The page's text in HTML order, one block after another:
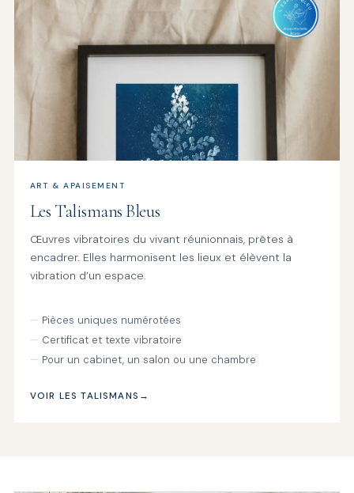
ART & APAISEMENT
Les Talismans Bleus
Œuvres vibratoires du vivant réunionnais, prêtes à
encadrer. Elles harmonisent les lieux et élèvent la
vibration d’un espace.
Pièces uniques numérotées
Certificat et texte vibratoire
Pour un cabinet, un salon ou une chambre
VOIR LES TALISMANS